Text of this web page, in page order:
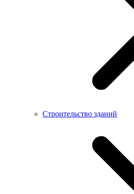
Строительство зданий